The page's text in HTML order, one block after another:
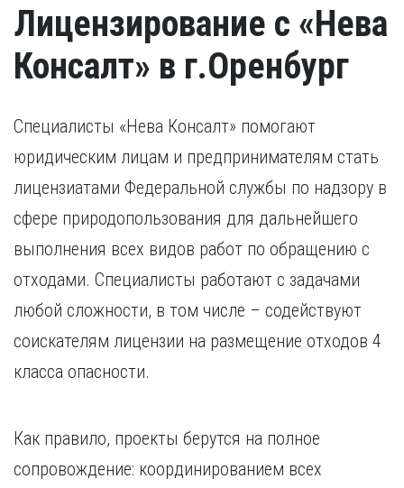
Лицензирование с «Нева
Консалт» в г.Оренбург
Специалисты «Нева Консалт» помогают
юридическим лицам и предпринимателям стать
лицензиатами Федеральной службы по надзору в
сфере природопользования для дальнейшего
выполнения всех видов работ по обращению с
отходами. Специалисты работают с задачами
любой сложности, в том числе – содействуют
соискателям лицензии на размещение отходов 4
класса опасности.
Как правило, проекты берутся на полное
сопровождение: координированием всех